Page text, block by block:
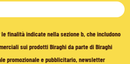
finalità indicate nella sezione b, che includono
sui prodotti Biraghi da parte di Biraghi
promozionale e pubblicitario, newsletter